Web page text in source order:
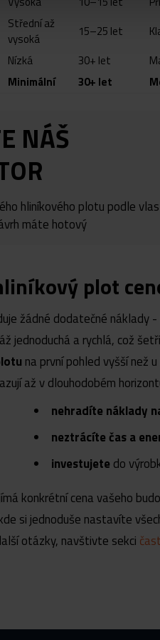
Střední až
vysoká
15–25 let
Nízká 30+ let
Minimální 30+ let
NÁŠ
hliníkového plotu podle
máte hotový
plot
žádné dodatečné náklady
jednoduchá a rychlá, což
na první pohled vyšší než
až v dlouhodobém
nehradíte náklady
neztrácíte čas a
investujete do
konkrétní cena vašeho
si jednoduše nastavíte
otázky, navštivte sekci